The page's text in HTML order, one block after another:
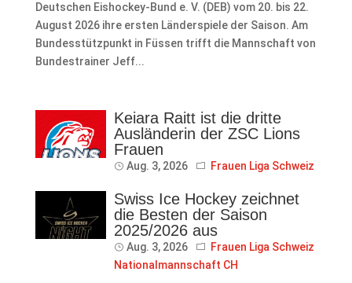
Deutschen Eishockey-Bund e. V. (DEB) vom 20. bis 22.
August 2026 ihre ersten Länderspiele der Saison. Am
Bundesstützpunkt in Füssen trifft die Mannschaft von
Bundestrainer Jeff...
Keiara Raitt ist die dritte
Ausländerin der ZSC Lions
Frauen
Aug. 3, 2026 Frauen Liga Schweiz
Swiss Ice Hockey zeichnet
die Besten der Saison
2025/2026 aus
Aug. 3, 2026
Frauen Liga Schweiz
Nationalmannschaft CH